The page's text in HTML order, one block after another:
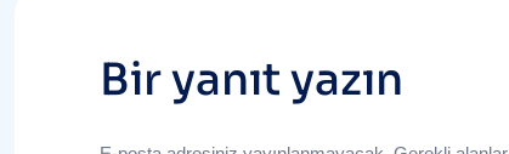
Bir yanıt yazın